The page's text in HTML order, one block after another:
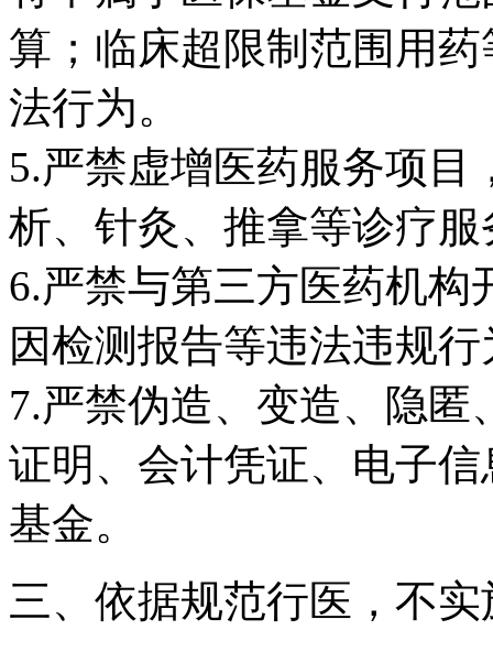
算；临床超限制范围用
法行为。
5.严禁虚增医药服务项
析、针灸、推拿等诊疗
6.严禁与第三方医药机
因检测报告等违法违规
7.严禁伪造、变造、隐
证明、会计凭证、电子
基金。
三、依据规范行医，不